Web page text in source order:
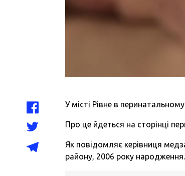
У місті Рівне в
Про це йдеться на сторінці
Як повідомляє керівниця
району, 2006 року народження.